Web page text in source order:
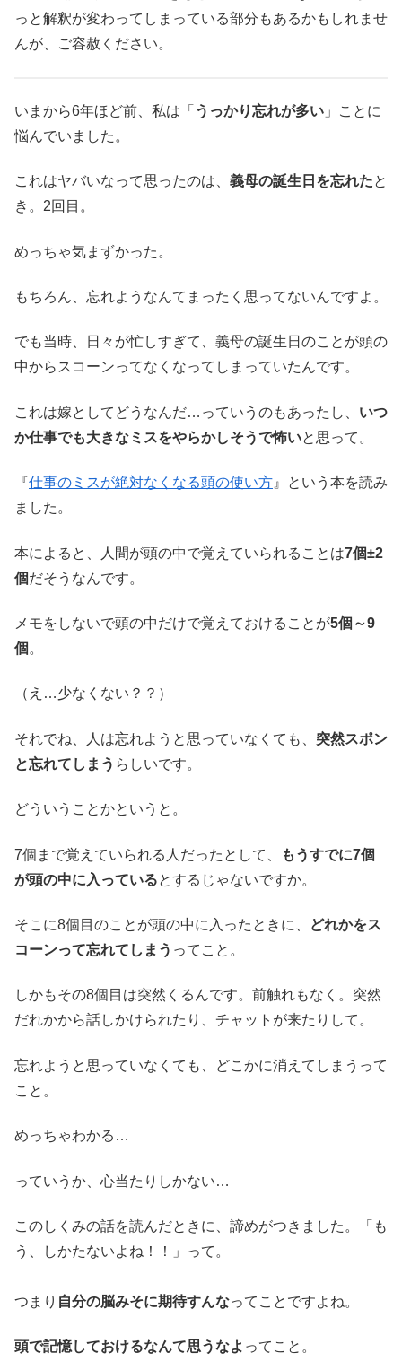
っと解釈が変わってしまっている部分もあるかもしれませ
んが、ご容赦ください。
いまから6年ほど前、私は「 うっかり忘れが多い 」ことに
悩んでいました。
これはヤバいなって思ったのは、 義母の誕生日を忘れたと
き。2回目。
めっちゃ気まずかった。
もちろん、忘れようなんてまったく思ってないんですよ。
でも当時、日々が忙しすぎて、義母の誕生日のことが頭の
中からスコーンってなくなってしまっていたんです。
これは嫁としてどうなんだ…っていうのもあったし、 いつ
か仕事でも大きなミスをやらかしそうで怖いと思って。
『仕事のミスが絶対なくなる頭の使い方 』という本を読み
ました。
本によると、人間が頭の中で覚えていられることは7個±2
個だそうなんです。
メモをしないで頭の中だけで覚えておけることが5個～9
個 。
（え…少なくない？？）
それでね、人は忘れようと思っていなくても、 突然スポン
と忘れてしまう らしいです。
どういうことかというと。
7個まで覚えていられる人だったとして、
もうすでに7個
が頭の中に入っているとするじゃないですか。
そこに8個目のことが頭の中に入ったときに、
どれかをス
コーンって忘れてしまう ってこと。
しかもその8個目は突然くるんです。前触れもなく。突然
だれかから話しかけられたり、チャットが来たりして。
忘れようと思っていなくても、どこかに消えてしまうって
こと。
めっちゃわかる…
っていうか、心当たりしかない…
このしくみの話を読んだときに、諦めがつきました。「も
う、しかたないよね！！」って。
つまり 自分の脳みそに期待すんなってことですよね。
頭で記憶しておけるなんて思うなよ ってこと。